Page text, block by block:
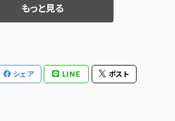
もっと見る
シェア LINE ポスト